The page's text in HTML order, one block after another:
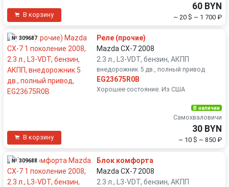
В корзину
60 BYN
~ 20 $ ~ 1 700 ₽
№ 309687
Реле (прочие)
Mazda CX-7 2008
2.3 л., L3-VDT, бензин, АКПП
внедорожник 5 дв., полный привод
EG23675R0B
Хорошее состояние. Из США
В корзину
В наличии
Самохваловичи
30 BYN
~ 10 $ ~ 850 ₽
№ 309688
Блок комфорта
Mazda CX-7 2008
2.3 л., L3-VDT, бензин, АКПП